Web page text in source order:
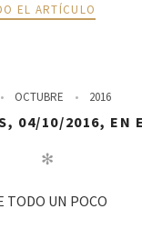
EL ARTÍCULO
OCTUBRE 2016
04/10/2016, EN
✻
TODO UN POCO